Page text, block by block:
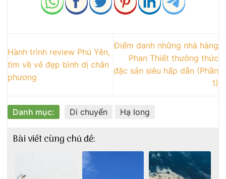
Hành trình review Phú Yên,
tìm về vẻ đẹp bình dị chân
phương
Điểm danh những nhà hàng
Phan Thiết thưởng thức
đặc sản siêu hấp dẫn (Phần
1)
Danh mục: Di chuyển Hạ long
Bài viết cùng chủ đề: